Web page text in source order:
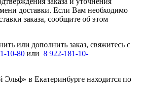
доставки. Если Вам необходимо
заказа, сообщите об этом
или дополнить заказ, свяжитесь с
10-80 или 8 922-181-10-
в Екатеринбурге находится по